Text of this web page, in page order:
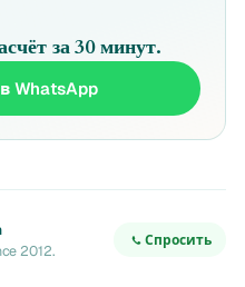
за 30 минут.
WhatsApp
2012.
Спросить